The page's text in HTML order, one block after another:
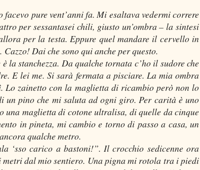
pure vent’anni fa. Mi esaltava vedermi correre
per sessantasei chili, giusto un’ombra – la sintesi
per la testa. Eppure quel mandare il cervello in
Dai che sono qui anche per questo.
stanchezza. Da qualche tornata c’ho il sudore che
E lei me. Si sarà fermata a pisciare. La mia ombra
Lo zainetto con la maglietta di ricambio però non lo
un pino che mi saluta ad ogni giro. Per carità è uno
una maglietta di cotone ultralisa, di quelle da cinque
in pineta, mi cambio e torno di passo a casa, un
qualche metro.
‘sso carico a bastoni!”. Il crocchio sedicenne ora
dal mio sentiero. Una pigna mi rotola tra i piedi